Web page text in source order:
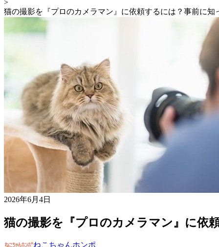
>
猫の撮影を『プロのカメラマン』に依頼するには？事前に知
2026年6月4日
猫の撮影を『プロのカメラマン』に依
ねこちゃんホンポ